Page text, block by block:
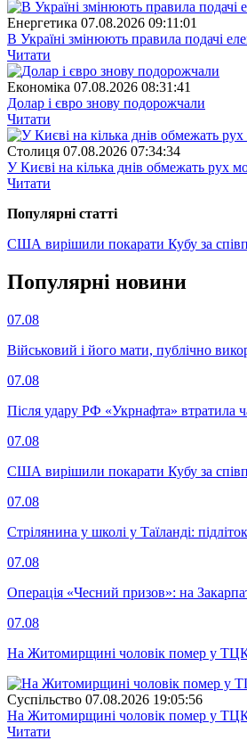
Енергетика 07.08.2026 09:11:01
В Україні змінюють правила подачі
Читати
Економіка 07.08.2026 08:31:41
Долар і євро знову подорожчали
Читати
Столиця 07.08.2026 07:34:34
У Києві на кілька днів обмежать рух
Читати
Популярнi статтi
США вирішили покарати Кубу за
Популярнi новини
07.08
Військовий і його мати, публічно
07.08
Після удару РФ «Укрнафта» втратила
07.08
США вирішили покарати Кубу за
07.08
Стрілянина у школі у Таїланді:
07.08
Операція «Чесний призов»: на
07.08
На Житомирщині чоловік помер у ТЦК
Суспiльство 07.08.2026 19:05:56
На Житомирщині чоловік помер у ТЦК
Читати